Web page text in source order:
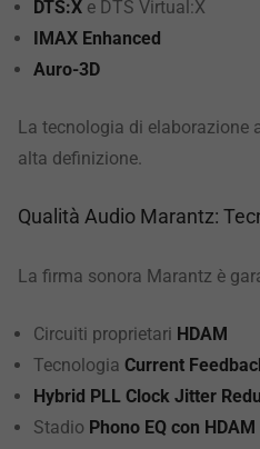
DTS:X e DTS Virtual:X
IMAX Enhanced
Auro-3D
La tecnologia di elaborazione
alta definizione.
Qualità Audio Marantz:
La firma sonora Marantz è
Circuiti proprietari HDAM
Tecnologia Current
Hybrid PLL Clock Jitter
Stadio Phono EQ con HDAM